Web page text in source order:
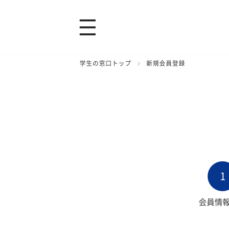
学生の窓口トップ 新規会員登録
1
会員情